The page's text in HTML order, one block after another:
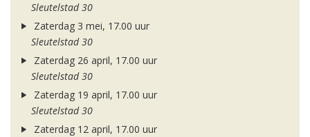
Sleutelstad 30
Zaterdag 3 mei, 17.00 uur
Sleutelstad 30
Zaterdag 26 april, 17.00 uur
Sleutelstad 30
Zaterdag 19 april, 17.00 uur
Sleutelstad 30
Zaterdag 12 april, 17.00 uur